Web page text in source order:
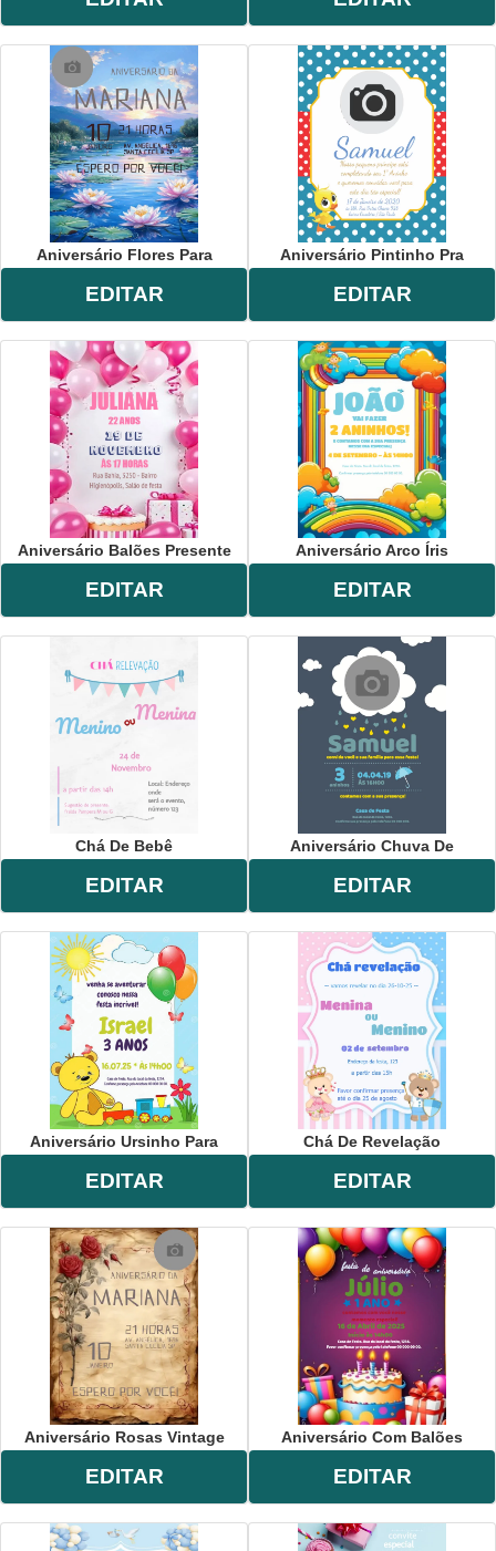
Aniversário Flores Para
EDITAR
Aniversário Pintinho Pra
EDITAR
Aniversário Balões Presente
EDITAR
Aniversário Arco Íris
EDITAR
Chá De Bebê
EDITAR
Aniversário Chuva De
EDITAR
Aniversário Ursinho Para
EDITAR
Chá De Revelação
EDITAR
Aniversário Rosas Vintage
EDITAR
Aniversário Com Balões
EDITAR